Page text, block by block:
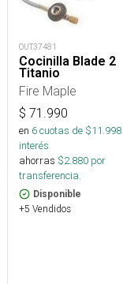
OUT37481
Cocinilla Blade 2
Titanio
Fire Maple
$ 71.990
en 6cuotas de $11.998
interés
ahorras $2.880 por
transferencia.
Disponible
+5 Vendidos